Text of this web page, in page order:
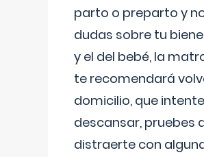
parto o preparto y
dudas sobre tu
y el del bebé, la
te recomendará
domicilio, que
descansar, pruebes
distraerte con